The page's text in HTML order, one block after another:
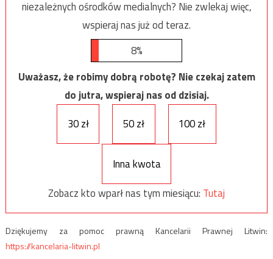
niezależnych ośrodków medialnych? Nie zwlekaj więc,
wspieraj nas już od teraz.
8%
Uważasz, że robimy dobrą robotę? Nie czekaj zatem
do jutra, wspieraj nas od dzisiaj.
30 zł
50 zł 100 zł
Inna kwota
Zobacz kto wparł nas tym miesiącu: Tutaj
Dziękujemy za pomoc prawną Kancelarii Prawnej Litwin:
https://kancelaria-litwin.pl